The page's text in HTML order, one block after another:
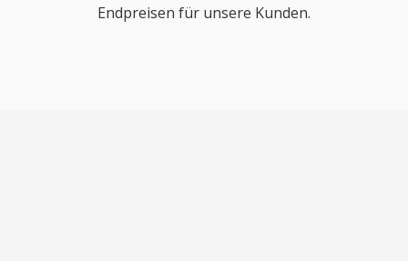
Endpreisen für unsere Kunden.